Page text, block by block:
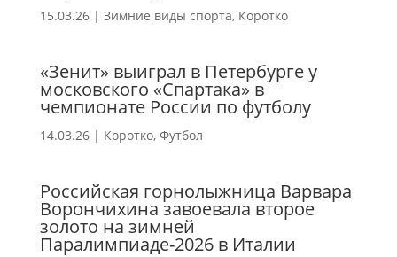
15.03.26| Зимние виды спорта, Коротко
«Зенит» выиграл в Петербурге у
московского «Спартака» в
чемпионате России по футболу
14.03.26| Коротко, Футбол
Российская горнолыжница Варвара
Ворончихина завоевала второе
золото на зимней
Паралимпиаде-2026 в Италии